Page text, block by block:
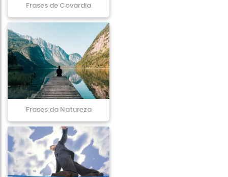
Frases de Covardia
Frases da Natureza